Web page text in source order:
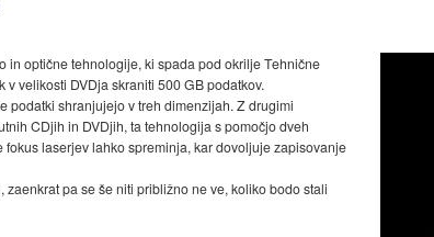
in optične tehnologije, ki spada pod okrilje Tehnične
velikosti DVDja skraniti 500 GB podatkov.
podatki shranjujejo v treh dimenzijah. Z drugimi
CDjih in DVDjih, ta tehnologija s pomočjo dveh
laserjev lahko spreminja, kar dovoljuje zapisovanje
pa se še niti približno ne ve, koliko bodo stali